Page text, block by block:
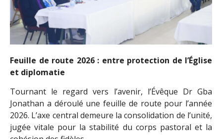
Feuille de route 2026 : entre protection de l’Église
et diplomatie
Tournant le regard vers l’avenir, l’Évêque Dr Gba
Jonathan a déroulé une feuille de route pour l’année
2026. L’axe central demeure la consolidation de l’unité,
jugée vitale pour la stabilité du corps pastoral et la